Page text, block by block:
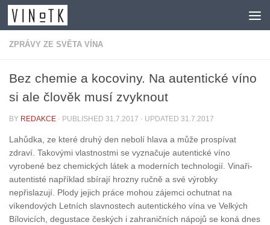
Skip to content
ZPRÁVY ZE SVĚTA VÍNA
Bez chemie a kocoviny. Na autentické víno
si ale člověk musí zvyknout
BY REDAKCE · PUBLISHED 31.7.2017 · UPDATED 31.7.2017
Lahůdka, ze které druhý den nebolí hlava a může prospívat
zdraví. Takovými vlastnostmi se vyznačuje autentické víno
vyrobené bez chemických látek a moderních technologií. Vinaři-
autentisté například sbírají hrozny ručně a své výrobky
nepřislazují. Plody jejich práce mohou zájemci ochutnat na
víkendových Letních slavnostech autentického vína ve Velkých
Bílovicích, degustace českých i zahraničních nápojů se koná dnes